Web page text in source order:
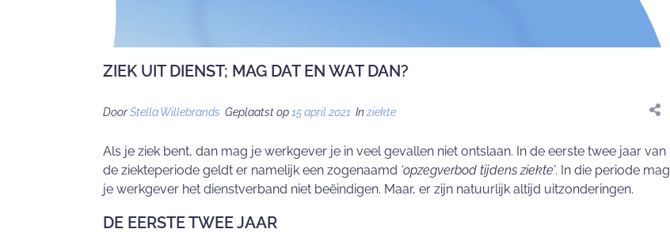
ZIEK UIT DIENST; MAG DAT EN WAT DAN?
DoorStella Willebrands Geplaatst op 15 april 2021 In ziekte
Als je ziek bent, dan mag je werkgever je in veel gevallen niet ontslaan. In de eerste twee jaar van
de ziekteperiode geldt er namelijk een zogenaamd ‘opzegverbod tijdens ziekte’. In die periode mag
je werkgever het dienstverband niet beëindigen. Maar, er zijn natuurlijk altijd uitzonderingen.
DE EERSTE TWEE JAAR